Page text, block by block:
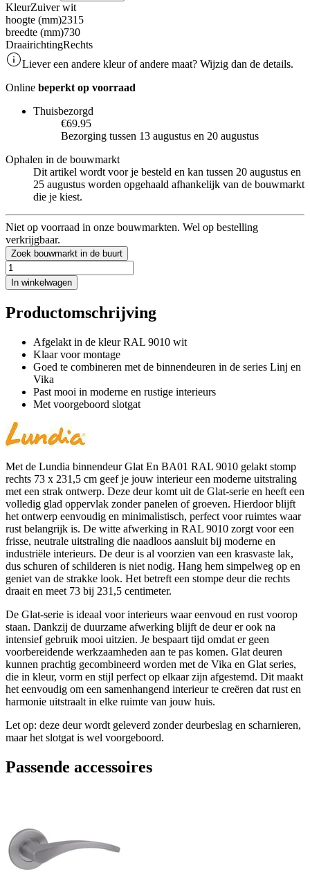
KleurZuiver wit
hoogte (mm)2315
breedte (mm)730
DraairichtingRechts
Liever een andere kleur of andere maat? Wijzig dan de details.
Online beperkt op voorraad
Thuisbezorgd
€69.95
Bezorging tussen 13 augustus en 20 augustus
Ophalen in de bouwmarkt
Dit artikel wordt voor je besteld en kan tussen 20 augustus en
25 augustus worden opgehaald afhankelijk van de bouwmarkt
die je kiest.
Niet op voorraad in onze bouwmarkten. Wel op bestelling
verkrijgbaar.
Zoek bouwmarkt in de buurt
In winkelwagen
Productomschrijving
Afgelakt in de kleur RAL 9010 wit
Klaar voor montage
Goed te combineren met de binnendeuren in de series Linj en
Vika
Past mooi in moderne en rustige interieurs
Met voorgeboord slotgat
Met de Lundia binnendeur Glat En BA01 RAL 9010 gelakt stomp
rechts 73 x 231,5 cm geef je jouw interieur een moderne uitstraling
met een strak ontwerp. Deze deur komt uit de Glat-serie en heeft een
volledig glad oppervlak zonder panelen of groeven. Hierdoor blijft
het ontwerp eenvoudig en minimalistisch, perfect voor ruimtes waar
rust belangrijk is. De witte afwerking in RAL 9010 zorgt voor een
frisse, neutrale uitstraling die naadloos aansluit bij moderne en
industriële interieurs. De deur is al voorzien van een krasvaste lak,
dus schuren of schilderen is niet nodig. Hang hem simpelweg op en
geniet van de strakke look. Het betreft een stompe deur die rechts
draait en meet 73 bij 231,5 centimeter.
De Glat-serie is ideaal voor interieurs waar eenvoud en rust voorop
staan. Dankzij de duurzame afwerking blijft de deur er ook na
intensief gebruik mooi uitzien. Je bespaart tijd omdat er geen
voorbereidende werkzaamheden aan te pas komen. Glat deuren
kunnen prachtig gecombineerd worden met de Vika en Glat series,
die in kleur, vorm en stijl perfect op elkaar zijn afgestemd. Dit maakt
het eenvoudig om een samenhangend interieur te creëren dat rust en
harmonie uitstraalt in elke ruimte van jouw huis.
Let op: deze deur wordt geleverd zonder deurbeslag en scharnieren,
maar het slotgat is wel voorgeboord.
Passende accessoires